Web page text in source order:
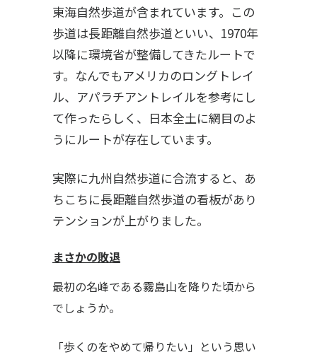
東海自然歩道が含まれています。この
歩道は長距離自然歩道といい、1970年
以降に環境省が整備してきたルートで
す。なんでもアメリカのロングトレイ
ル、アパラチアントレイルを参考にし
て作ったらしく、日本全土に網目のよ
うにルートが存在しています。
実際に九州自然歩道に合流すると、あ
ちこちに長距離自然歩道の看板があり
テンションが上がりました。
まさかの敗退
最初の名峰である霧島山を降りた頃から
でしょうか。
「歩くのをやめて帰りたい」という思い